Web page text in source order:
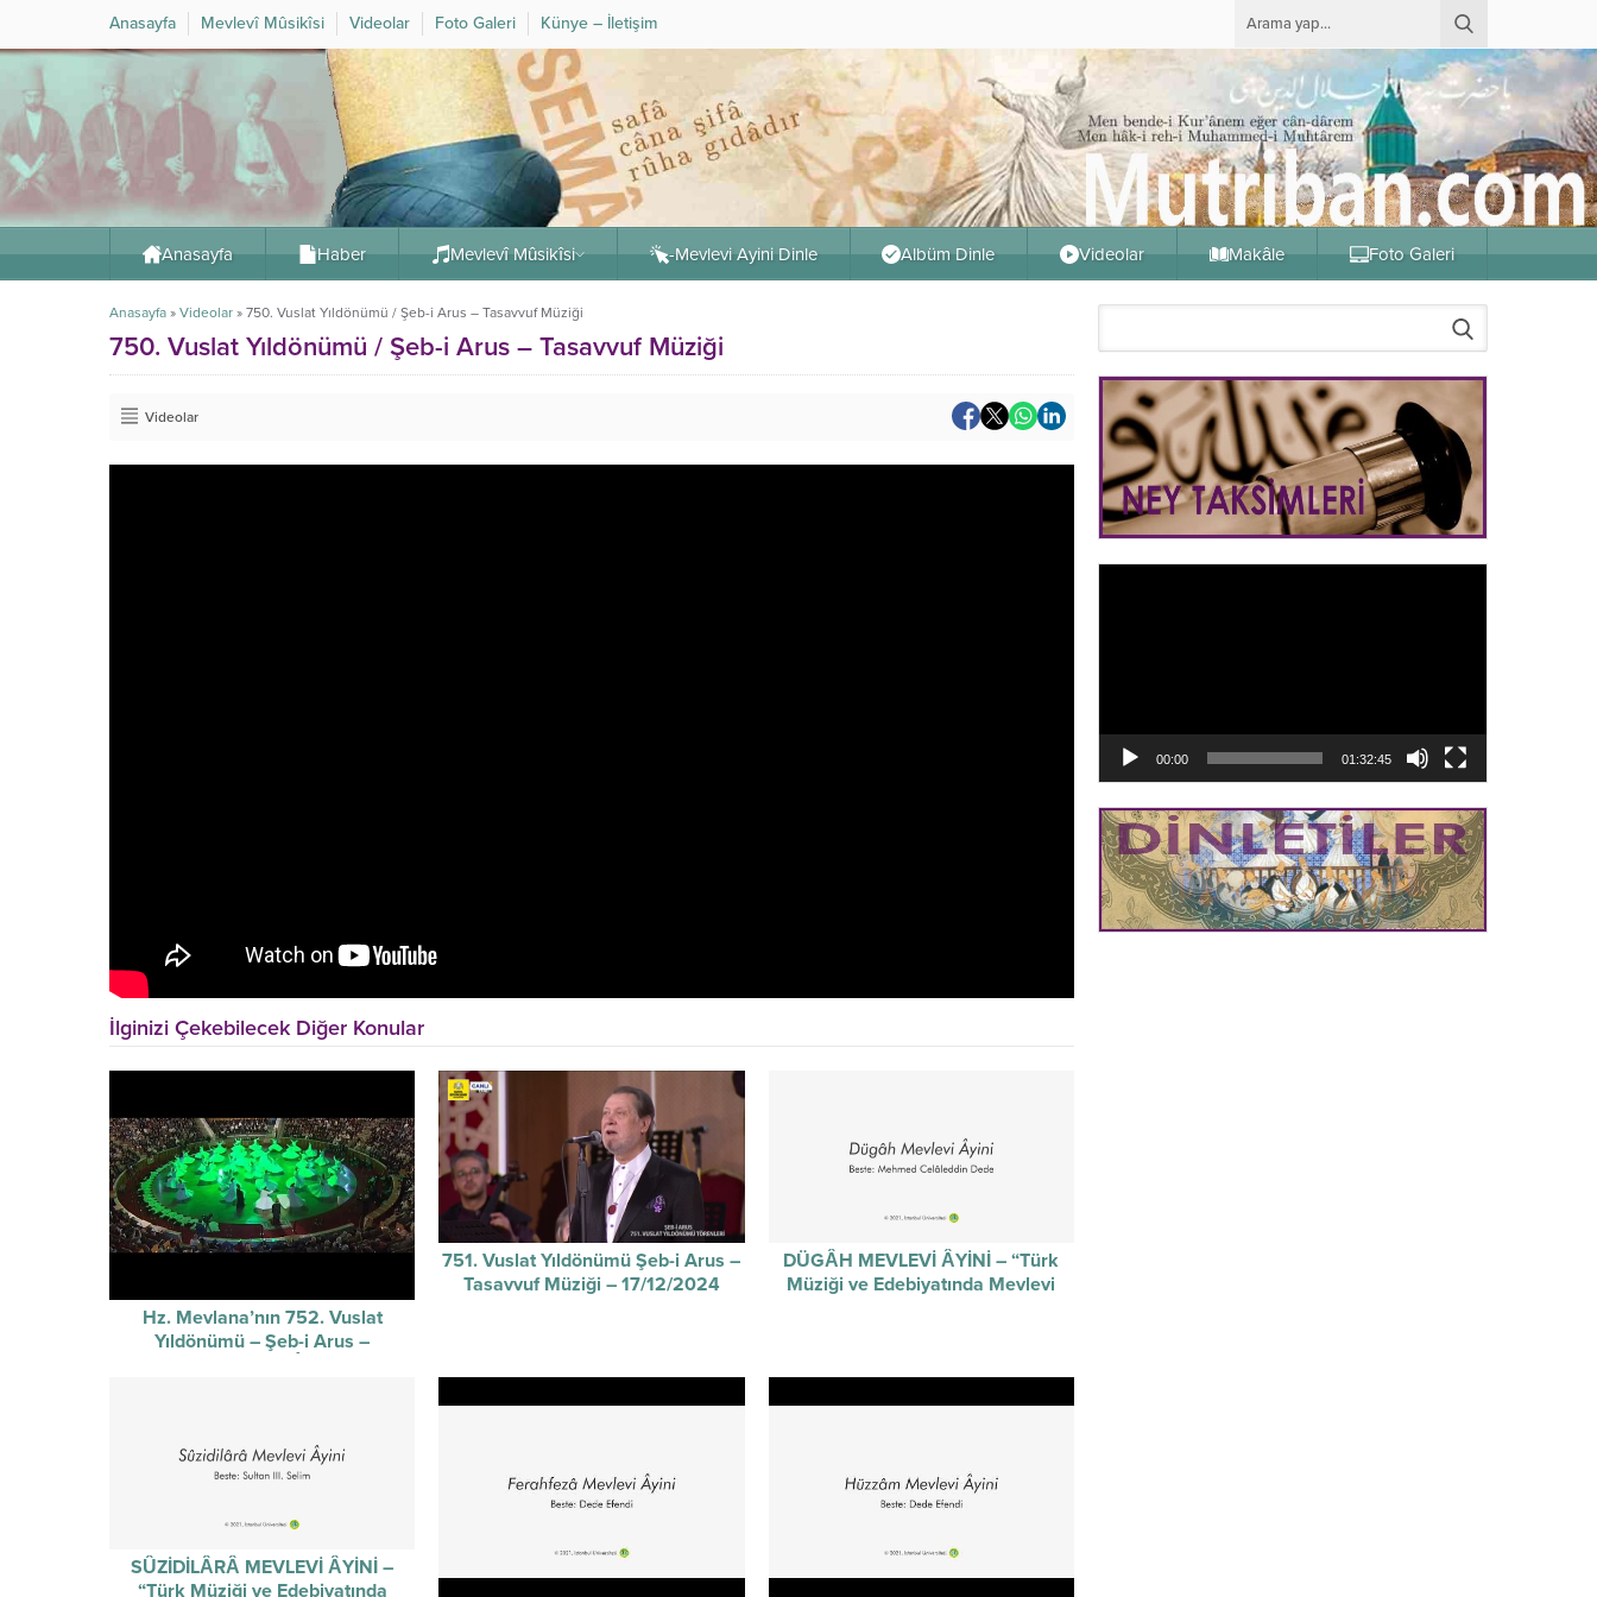
Anasayfa Mevlevî Mûsikîsi Videolar Foto Galeri Künye – İletişim
Anasayfa Haber Mevlevî Mûsikîsi -Mevlevi Ayini Dinle Albüm Dinle Videolar Makâle Foto Galeri
Anasayfa » Videolar » 750. Vuslat Yıldönümü / Şeb-i Arus – Tasavvuf Müziği
750. Vuslat Yıldönümü / Şeb-i Arus – Tasavvuf Müziği
Videolar
İlginizi Çekebilecek Diğer Konular
Hz. Mevlana’nın 752. Vuslat
Yıldönümü – Şeb-i Arus –
751. Vuslat Yıldönümü Şeb-i Arus –
Tasavvuf Müziği – 17/12/2024
DÜGÂH MEVLEVİ ÂYİNİ – “Türk
Müziği ve Edebiyatında Mevlevi
SÛZİDİLÂRÂ MEVLEVİ ÂYİNİ –
“Türk Müziği ve Edebiyatında
00:00 01:32:45